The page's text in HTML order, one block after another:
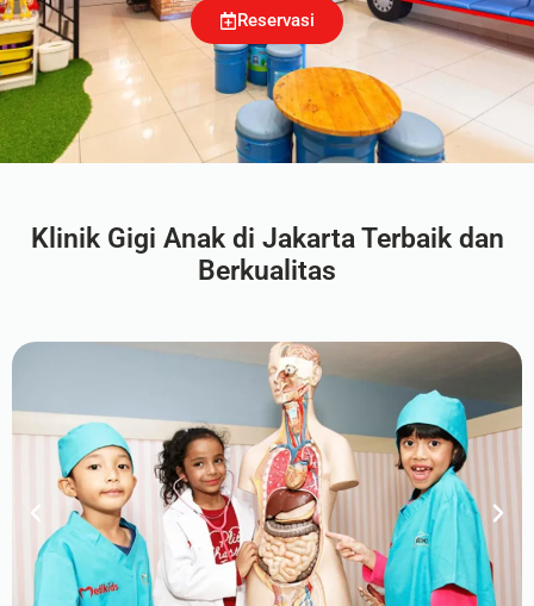
Reservasi
Klinik Gigi Anak di Jakarta Terbaik dan
Berkualitas